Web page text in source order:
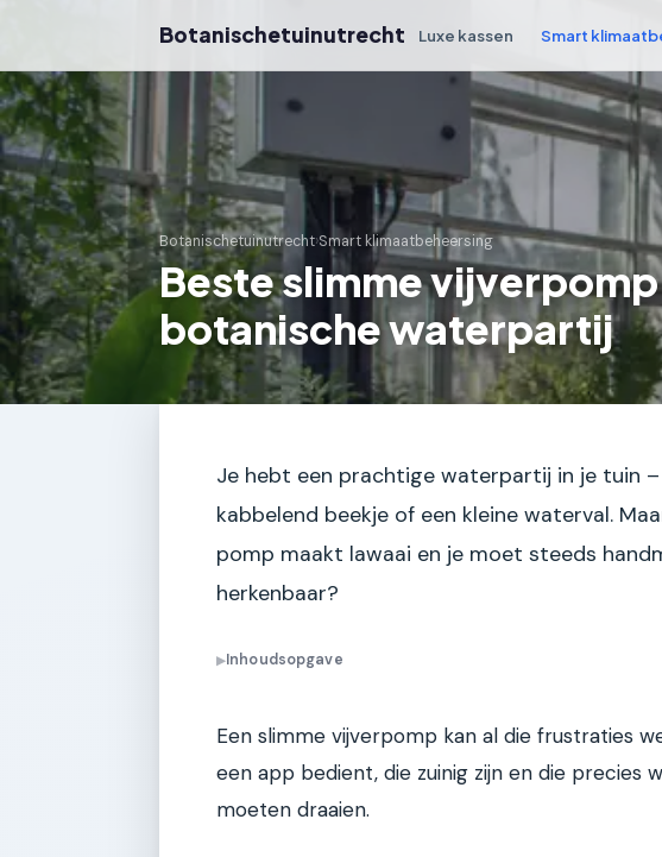
Botanischetuinutrecht Luxe kassen Smart
Botanischetuinutrecht›Smart klimaatbeheersing
Beste slimme
botanische waterpartij
Je hebt een prachtige waterpartij in je tuin
kabbelend beekje of een kleine waterval.
pomp maakt lawaai en je moet steeds
herkenbaar?
▶Inhoudsopgave
Een slimme vijverpomp kan al die frustraties
een app bedient, die zuinig zijn en die precies
moeten draaien.